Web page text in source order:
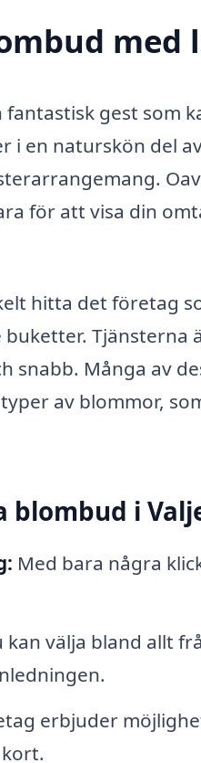
med
fantastisk gest som
i en naturskön del
för att visa din
hitta det företag
buketter.
snabb. Många av
av blommor,
blombud i
Med bara några
kan välja bland allt
erbjuder